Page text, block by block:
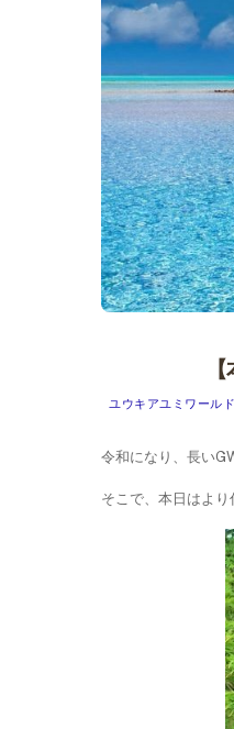
ユウキアユミワール
令和になり、長い
そこで、本日はよ